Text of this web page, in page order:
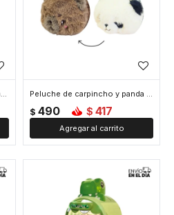
Peluche Almohadon dona donut - Rosa Peluche de carpincho y panda magico - Marron
$ 490 $ 417